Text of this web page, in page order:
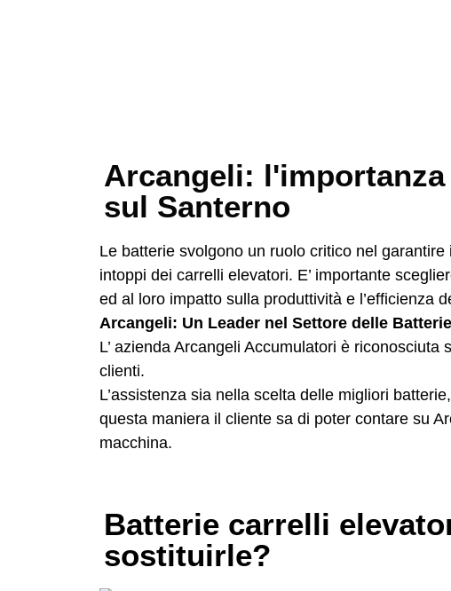
Arcangeli:
sul Santerno
Le batterie svolgono un ruolo critico nel
intoppi dei carrelli elevatori. E’ importante
ed al loro impatto sulla produttività e l’efficienza
Arcangeli: Un Leader nel Settore delle
L’ azienda Arcangeli Accumulatori è riconosciuta
clienti.
L’assistenza sia nella scelta delle migliori
questa maniera il cliente sa di poter contare su
macchina.
Batterie carrelli
sostituirle?